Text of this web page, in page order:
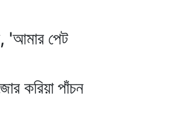
'আমার পেট
করিয়া পাঁচন